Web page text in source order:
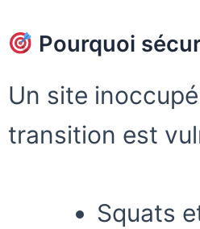
Pourquoi
Un site
transition est
Squats